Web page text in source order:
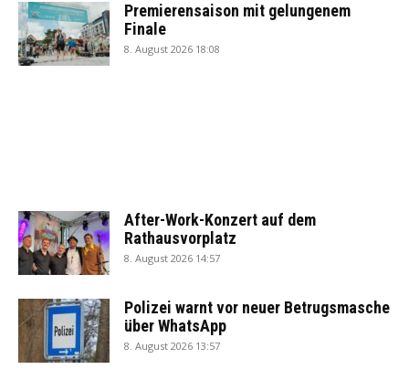
Premierensaison mit gelungenem
Finale
8. August 2026 18:08
After-Work-Konzert auf dem
Rathausvorplatz
8. August 2026 14:57
Polizei warnt vor neuer Betrugsmasche
über WhatsApp
8. August 2026 13:57